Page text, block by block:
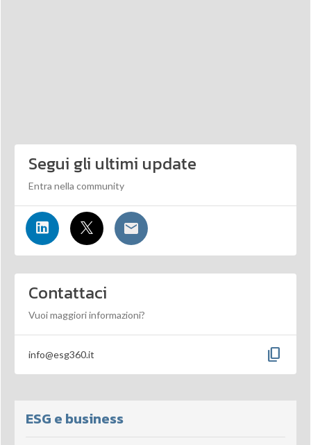
Segui gli ultimi update
Entra nella community
Contattaci
Vuoi maggiori informazioni?
info@esg360.it content_copy
ESG e business